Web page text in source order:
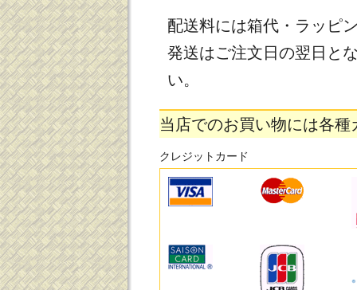
配送料には箱代・ラッピ
発送はご注文日の翌日と
い。
当店でのお買い物には各
クレジットカード